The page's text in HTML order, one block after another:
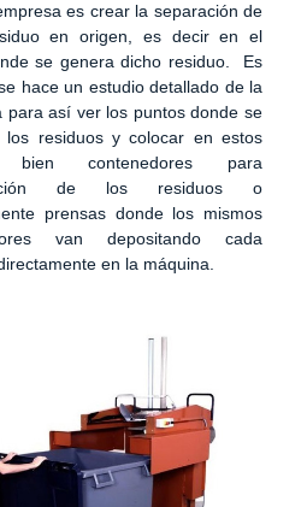
es crear la separación de
en origen, es decir en el
se genera dicho residuo. Es
hace un estudio detallado de la
para así ver los puntos donde se
los residuos y colocar en estos
bien contenedores para
de los residuos o
prensas donde los mismos
van depositando cada
en la máquina.